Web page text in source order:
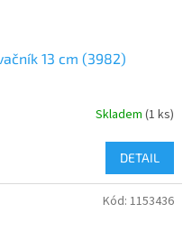
13 cm (3982)
Skladem (1 ks)
DETAIL
Kód: 1153436